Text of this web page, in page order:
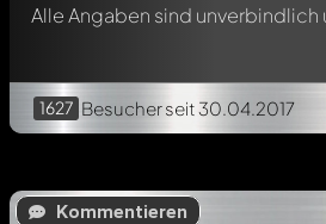
Alle Angaben sind unverbindlich
1627 Besucherseit 30.04.2017
Kommentieren